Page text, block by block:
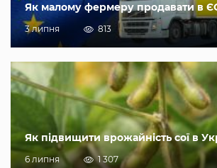
Як малому фермеру продавати в
3 липня 813
Як підвищити врожайність сої в
6 липня 1 307